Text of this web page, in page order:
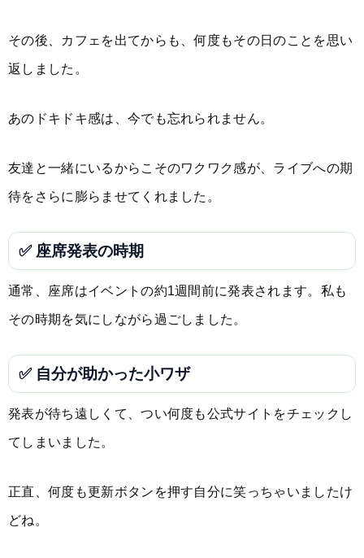
その後、カフェを出てからも、何度もその日のことを思い
返しました。
あのドキドキ感は、今でも忘れられません。
友達と一緒にいるからこそのワクワク感が、ライブへの期
待をさらに膨らませてくれました。
✅ 座席発表の時期
通常、座席はイベントの約1週間前に発表されます。私も
その時期を気にしながら過ごしました。
✅ 自分が助かった小ワザ
発表が待ち遠しくて、つい何度も公式サイトをチェックし
てしまいました。
正直、何度も更新ボタンを押す自分に笑っちゃいましたけ
どね。